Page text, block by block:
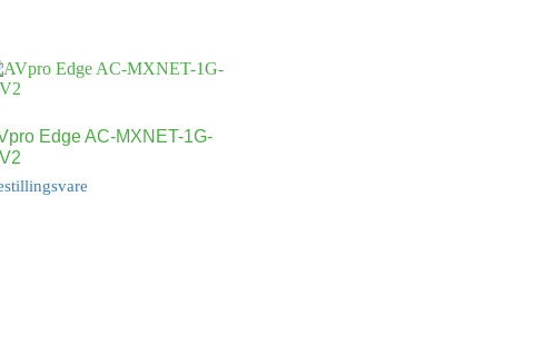
Edge AC-MXNET-1G-